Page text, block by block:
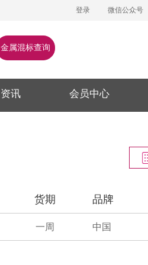
登录 微信公众号
金属混标查询
讯 会员中心
货期 品牌
一周 中国